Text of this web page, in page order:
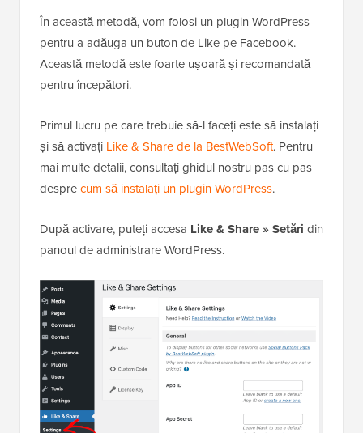
În această metodă, vom folosi un plugin WordPress
pentru a adăuga un buton de Like pe Facebook.
Această metodă este foarte ușoară și recomandată
pentru începători.
Primul lucru pe care trebuie să-l faceți este să instalați
și să activați Like & Share de la BestWebSoft. Pentru
mai multe detalii, consultați ghidul nostru pas cu pas
desprecum să instalați un plugin WordPress.
După activare, puteți accesa Like & Share » Setări din
panoul de administrare WordPress.